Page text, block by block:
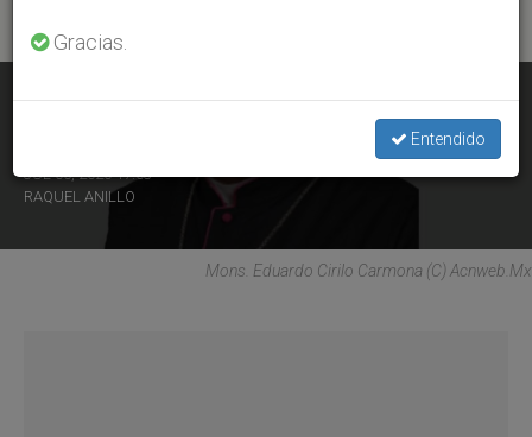
México: Mons. Carmona Ortega, nuevo obispo de Córdoba
JUL 05, 2020 17:03
RAQUEL ANILLO
Mons. Eduardo Cirilo Carmona (C) Acnweb.mx
Gracias.
Entendido